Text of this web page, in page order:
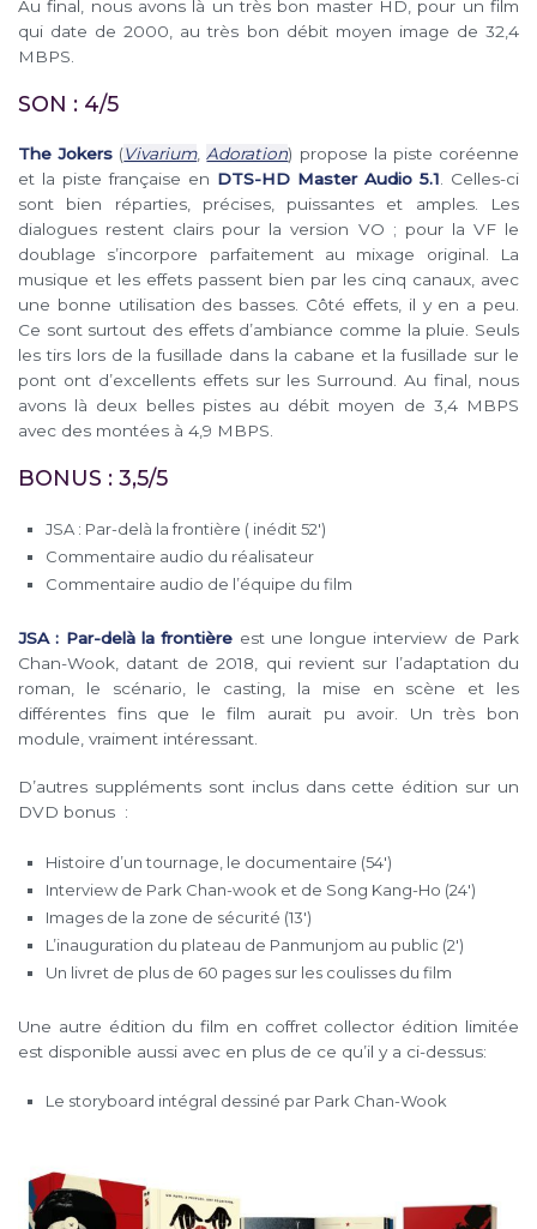
Au final, nous avons là un très bon master HD, pour un film
qui date de 2000, au très bon débit moyen image de 32,4
MBPS.
SON : 4/5
The Jokers (Vivarium, Adoration) propose la piste coréenne
et la piste française en DTS-HD Master Audio 5.1 . Celles-ci
sont bien réparties, précises, puissantes et amples. Les
dialogues restent clairs pour la version VO ; pour la VF le
doublage s’incorpore parfaitement au mixage original. La
musique et les effets passent bien par les cinq canaux, avec
une bonne utilisation des basses. Côté effets, il y en a peu.
Ce sont surtout des effets d’ambiance comme la pluie. Seuls
les tirs lors de la fusillade dans la cabane et la fusillade sur le
pont ont d’excellents effets sur les Surround. Au final, nous
avons là deux belles pistes au débit moyen de 3,4 MBPS
avec des montées à 4,9 MBPS.
BONUS : 3,5/5
JSA : Par-delà la frontière ( inédit 52′)
Commentaire audio du réalisateur
Commentaire audio de l’équipe du film
JSA : Par-delà la frontière est une longue interview de Park
Chan-Wook, datant de 2018, qui revient sur l’adaptation du
roman, le scénario, le casting, la mise en scène et les
différentes fins que le film aurait pu avoir. Un très bon
module, vraiment intéressant.
D’autres suppléments sont inclus dans cette édition sur un
DVD bonus :
Histoire d’un tournage, le documentaire (54′)
Interview de Park Chan-wook et de Song Kang-Ho (24′)
Images de la zone de sécurité (13′)
L’inauguration du plateau de Panmunjom au public (2′)
Un livret de plus de 60 pages sur les coulisses du film
Une autre édition du film en coffret collector édition limitée
est disponible aussi avec en plus de ce qu’il y a ci-dessus:
Le storyboard intégral dessiné par Park Chan-Wook